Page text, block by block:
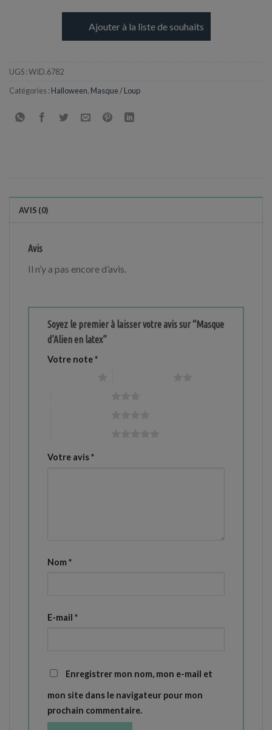
Ajouter à la liste de souhaits
UGS :WID.6782
Catégories : Halloween, Masque / Loup
AVIS (0)
Avis
Il n’y a pas encore d’avis.
Soyez le premier à laisser votre avis sur “Masque
d’Alien en latex”
Votre note*
Votre avis*
Nom *
E-mail *
Enregistrer mon nom, mon e-mail et
mon site dans le navigateur pour mon
prochain commentaire.